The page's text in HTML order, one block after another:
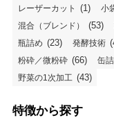
レーザーカット (1) 小
混合（ブレンド） (53)
瓶詰め (23) 発酵技術
粉砕／微粉砕 (66) 缶
野菜の1次加工 (43)
特徴から探す